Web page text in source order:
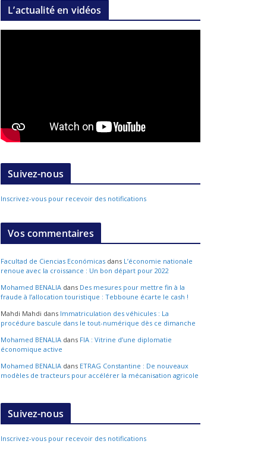
L’actualité en vidéos
Suivez-nous
Inscrivez-vous pour recevoir des notifications
Vos commentaires
Facultad de Ciencias Económicas dans L’économie nationale
renoue avec la croissance : Un bon départ pour 2022
Mohamed BENALIA dans Des mesures pour mettre fin à la
fraude à l’allocation touristique : Tebboune écarte le cash !
Mahdi Mahdi dans Immatriculation des véhicules : La
procédure bascule dans le tout-numérique dès ce dimanche
Mohamed BENALIA dans FIA : Vitrine d’une diplomatie
économique active
Mohamed BENALIA dans ETRAG Constantine : De nouveaux
modèles de tracteurs pour accélérer la mécanisation agricole
Suivez-nous
Inscrivez-vous pour recevoir des notifications